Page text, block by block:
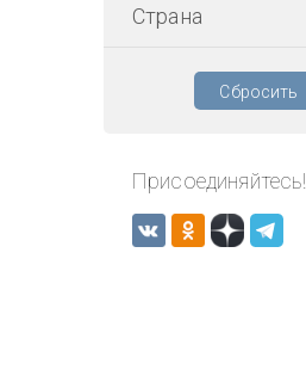
Страна
Сбросить
Присоединяйтесь!